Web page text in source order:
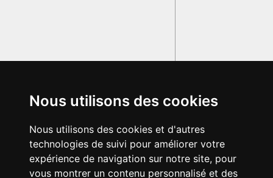
Nous utilisons des cookies
Nous utilisons des cookies et d'autres
technologies de suivi pour améliorer votre
expérience de navigation sur notre site, pour
vous montrer un contenu personnalisé et des